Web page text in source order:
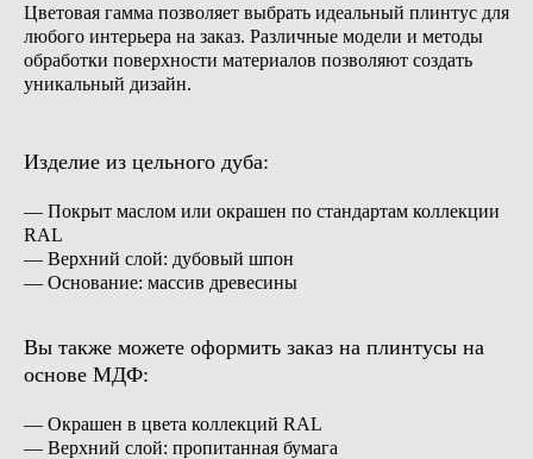
Цветовая гамма позволяет выбрать идеальный плинтус для
любого интерьера на заказ. Различные модели и методы
обработки поверхности материалов позволяют создать
уникальный дизайн.
Изделие из цельного дуба:
— Покрыт маслом или окрашен по стандартам коллекции
RAL
— Верхний слой: дубовый шпон
— Основание: массив древесины
Вы также можете оформить заказ на плинтусы на
основе МДФ:
— Окрашен в цвета коллекций RAL
— Верхний слой: пропитанная бумага